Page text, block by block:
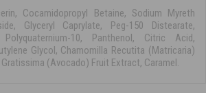
Cocamidopropyl Betaine, Sodium Myreth
Glyceryl Caprylate, Peg-150 Distearate,
10, Panthenol, Citric Acid,
Glycol, Chamomilla Recutita (Matricaria)
(Avocado) Fruit Extract, Caramel.